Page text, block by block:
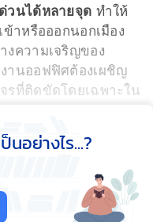
วนได้หลายจุด ทำให้
ข้าหรือออกนอกเมือง
งความเจริญของ
านออฟฟิศต้องเผชิญ
รที่ติดขัดโดยเฉพาะใน
ส
หลายไม่ว่าจะเป็น
ลาแดง ซึ่งมีจุดเชื่อม
ถานีสีลม หรือ รถด่วน
ชื่อมต่อกับสถานี BTS
นอย่างไร...?